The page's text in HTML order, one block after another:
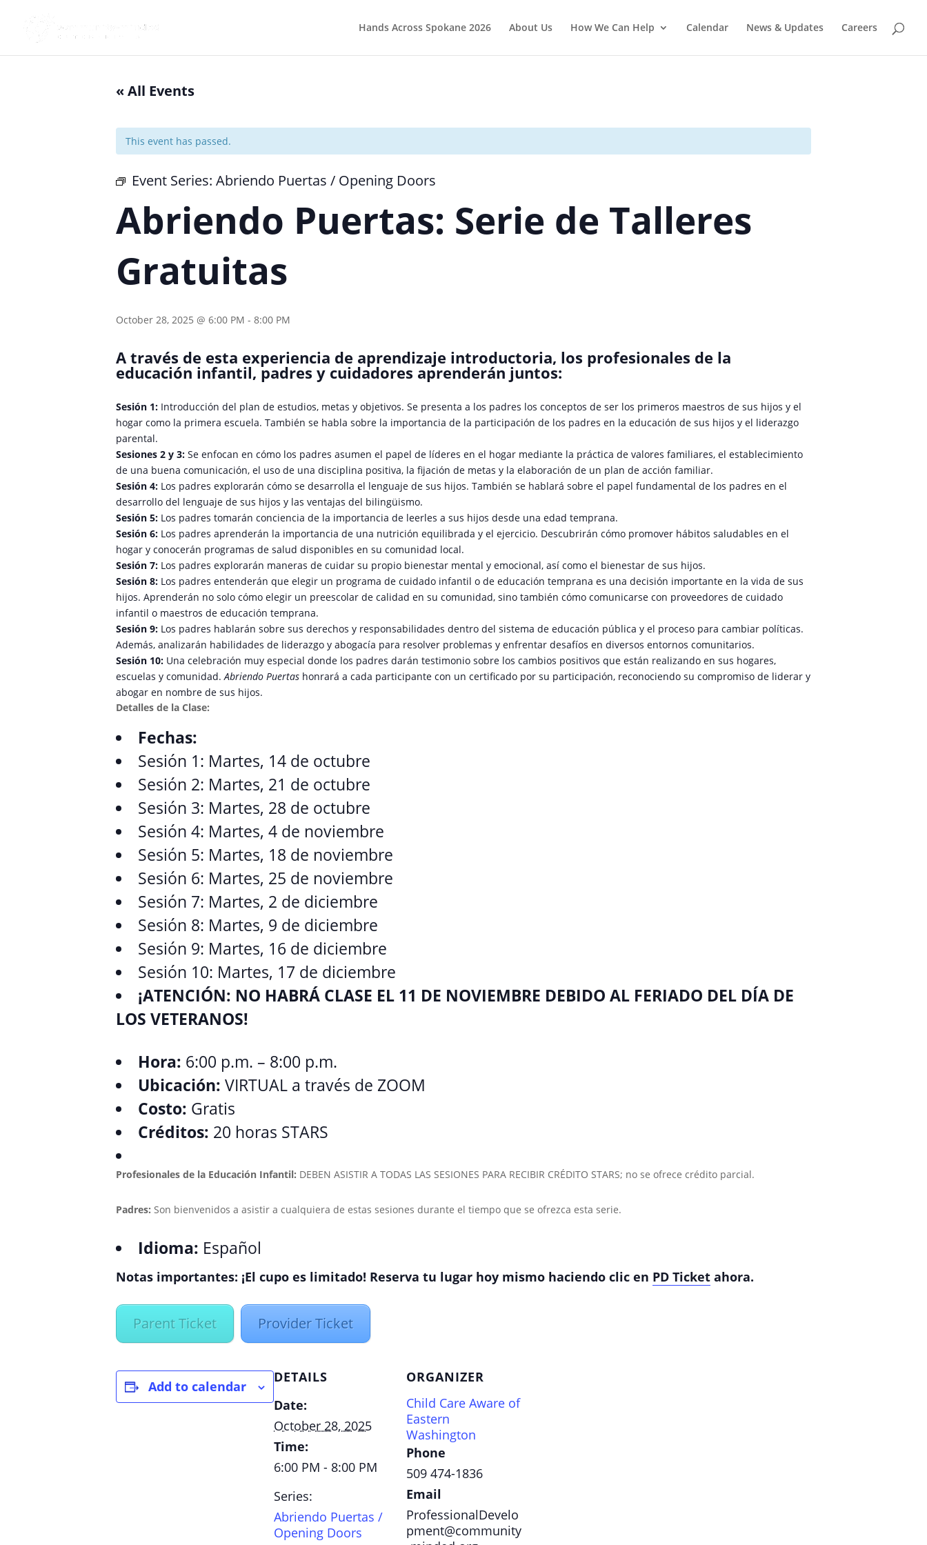
Hands Across Spokane 2026 About Us How We Can Help Calendar News & Updates Careers
« All Events
This event has passed.
Event Series: Abriendo Puertas / Opening Doors
Abriendo Puertas: Serie de Talleres
Gratuitas
October 28, 2025 @ 6:00 PM - 8:00 PM
A través de esta experiencia de aprendizaje introductoria, los profesionales de la
educación infantil, padres y cuidadores aprenderán juntos:
Sesión 1: Introducción del plan de estudios, metas y objetivos. Se presenta a los padres los conceptos de ser los primeros maestros de sus hijos y el
hogar como la primera escuela. También se habla sobre la importancia de la participación de los padres en la educación de sus hijos y el liderazgo
parental.
Sesiones 2 y 3: Se enfocan en cómo los padres asumen el papel de líderes en el hogar mediante la práctica de valores familiares, el establecimiento
de una buena comunicación, el uso de una disciplina positiva, la fijación de metas y la elaboración de un plan de acción familiar.
Sesión 4: Los padres explorarán cómo se desarrolla el lenguaje de sus hijos. También se hablará sobre el papel fundamental de los padres en el
desarrollo del lenguaje de sus hijos y las ventajas del bilingüismo.
Sesión 5: Los padres tomarán conciencia de la importancia de leerles a sus hijos desde una edad temprana.
Sesión 6: Los padres aprenderán la importancia de una nutrición equilibrada y el ejercicio. Descubrirán cómo promover hábitos saludables en el
hogar y conocerán programas de salud disponibles en su comunidad local.
Sesión 7: Los padres explorarán maneras de cuidar su propio bienestar mental y emocional, así como el bienestar de sus hijos.
Sesión 8: Los padres entenderán que elegir un programa de cuidado infantil o de educación temprana es una decisión importante en la vida de sus
hijos. Aprenderán no solo cómo elegir un preescolar de calidad en su comunidad, sino también cómo comunicarse con proveedores de cuidado
infantil o maestros de educación temprana.
Sesión 9: Los padres hablarán sobre sus derechos y responsabilidades dentro del sistema de educación pública y el proceso para cambiar políticas.
Además, analizarán habilidades de liderazgo y abogacía para resolver problemas y enfrentar desafíos en diversos entornos comunitarios.
Sesión 10: Una celebración muy especial donde los padres darán testimonio sobre los cambios positivos que están realizando en sus hogares,
escuelas y comunidad. Abriendo Puertas honrará a cada participante con un certificado por su participación, reconociendo su compromiso de liderar y
abogar en nombre de sus hijos.
Detalles de la Clase:
Fechas:
Sesión 1: Martes, 14 de octubre
Sesión 2: Martes, 21 de octubre
Sesión 3: Martes, 28 de octubre
Sesión 4: Martes, 4 de noviembre
Sesión 5: Martes, 18 de noviembre
Sesión 6: Martes, 25 de noviembre
Sesión 7: Martes, 2 de diciembre
Sesión 8: Martes, 9 de diciembre
Sesión 9: Martes, 16 de diciembre
Sesión 10: Martes, 17 de diciembre
¡ATENCIÓN: NO HABRÁ CLASE EL 11 DE NOVIEMBRE DEBIDO AL FERIADO DEL DÍA DE
LOS VETERANOS!
Hora: 6:00 p.m. – 8:00 p.m.
Ubicación: VIRTUAL a través de ZOOM
Costo: Gratis
Créditos: 20 horas STARS
Profesionales de la Educación Infantil: DEBEN ASISTIR A TODAS LAS SESIONES PARA RECIBIR CRÉDITO STARS; no se ofrece crédito parcial.
Padres: Son bienvenidos a asistir a cualquiera de estas sesiones durante el tiempo que se ofrezca esta serie.
Idioma: Español
Notas importantes: ¡El cupo es limitado! Reserva tu lugar hoy mismo haciendo clic en PD Ticket ahora.
Parent Ticket Provider Ticket
Add to calendar
DETAILS
Date:
October 28, 2025
Time:
6:00 PM - 8:00 PM
Series:
Abriendo Puertas /
Opening Doors
ORGANIZER
Child Care Aware of
Eastern
Washington
Phone
509 474-1836
Email
ProfessionalDevelo
pment@community